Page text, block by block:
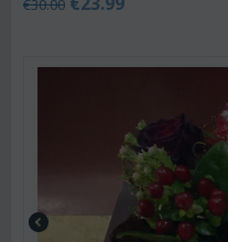
€30.00